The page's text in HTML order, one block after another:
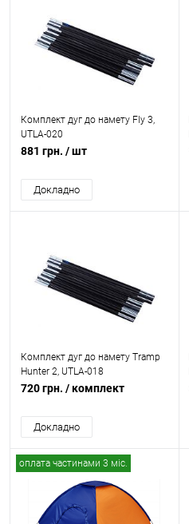
Комплект дуг до намету Fly 3,
UTLA-020
881 грн. / шт
Докладно
Комплект дуг до намету Tramp
Hunter 2, UTLA-018
720 грн. / комплект
Докладно
оплата частинами 3 міс.